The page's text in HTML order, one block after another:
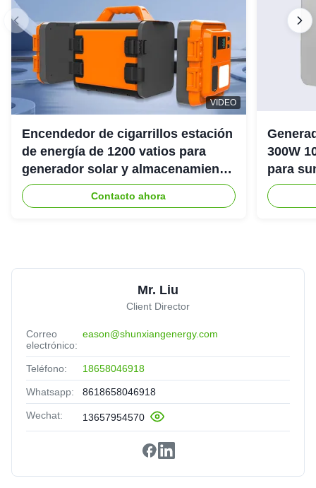
VIDEO
Encendedor de cigarrillos estación
de energía de 1200 vatios para
generador solar y almacenamiento
de energía
Contacto ahora
300W
para
Mr. Liu
Client Director
Correo
electrónico:
eason@shunxiangenergy.com
Teléfono: 18658046918
Whatsapp: 8618658046918
Wechat: 13657954570